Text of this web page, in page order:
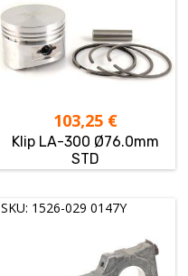
103,25 €
Klip LA-300 Ø76.0mm
STD
SKU: 1526-029 0147Y